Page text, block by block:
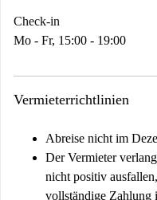
Check-in
Mo - Fr, 15:00 - 19:00
Vermieterrichtlinien
Abreise nicht im
Der Vermieter
nicht positiv
vollständige Zahlung